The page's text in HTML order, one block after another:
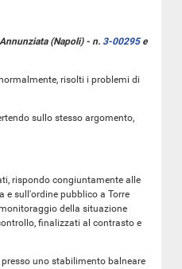
(Napoli) - n. 3-00295e
risolti i problemi di
sullo stesso argomento,
rispondo congiuntamente alle
e sull'ordine pubblico a Torre
della situazione
finalizzati al contrasto e
uno stabilimento balneare